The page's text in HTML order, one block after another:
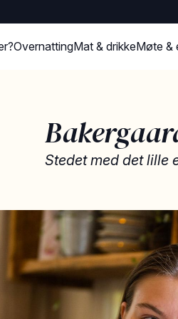
OvernattingMat & drikkeMøte &
Stedet med det lille